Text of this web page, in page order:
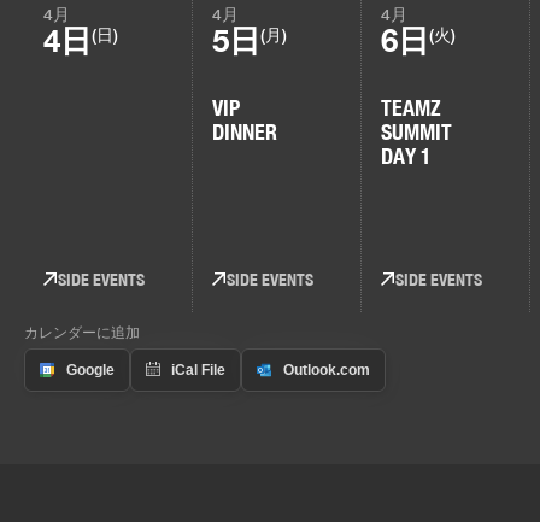
4月
4日 (日)
SIDE EVENTS
4月
5日 (月)
VIP
DINNER
SIDE EVENTS
4月
6日 (火)
TEAMZ
SUMMIT
DAY 1
SIDE EVENTS
カレンダーに追加